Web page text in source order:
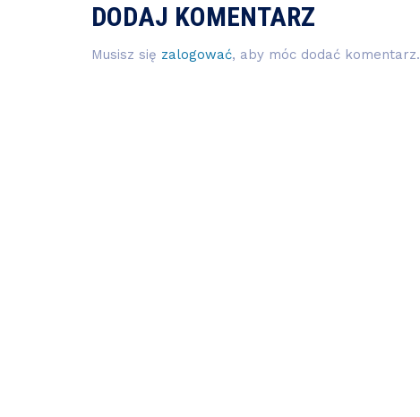
DODAJ KOMENTARZ
Musisz się zalogować, aby móc dodać komentarz.